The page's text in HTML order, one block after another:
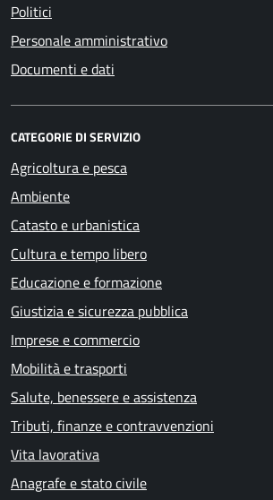
Politici
Personale amministrativo
Documenti e dati
CATEGORIE DI SERVIZIO
Agricoltura e pesca
Ambiente
Catasto e urbanistica
Cultura e tempo libero
Educazione e formazione
Giustizia e sicurezza pubblica
Imprese e commercio
Mobilità e trasporti
Salute, benessere e assistenza
Tributi, finanze e contravvenzioni
Vita lavorativa
Anagrafe e stato civile